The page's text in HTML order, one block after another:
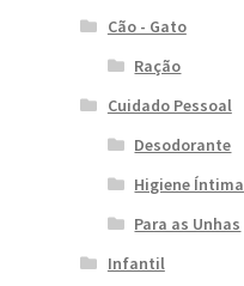
Cão - Gato
Ração
Cuidado Pessoal
Desodorante
Higiene Íntima
Para as Unhas
Infantil